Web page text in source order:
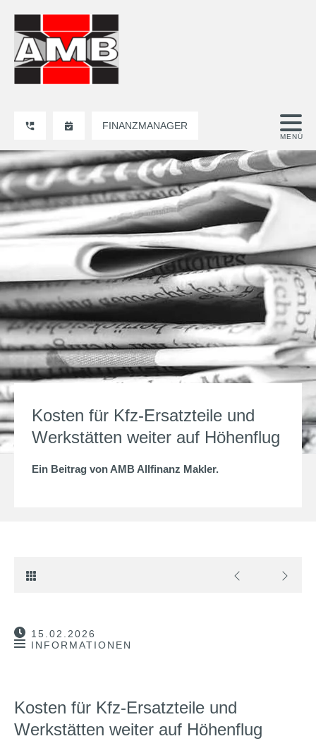
FINANZMANAGER
Kosten für Kfz-Ersatzteile und
Werkstätten weiter auf Höhenflug
Ein Beitrag von AMB Allfinanz Makler.
15.02.2026
INFORMATIONEN
Kosten für Kfz-Ersatzteile und
Werkstätten weiter auf Höhenflug